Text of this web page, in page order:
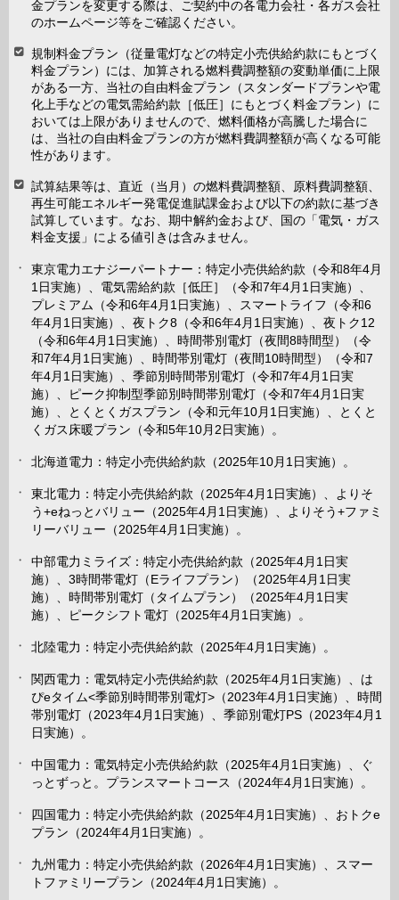
金プランを変更する際は、ご契約中の各電力会社・各ガス会社
のホームページ等をご確認ください。
規制料金プラン（従量電灯などの特定小売供給約款にもとづく
料金プラン）には、加算される燃料費調整額の変動単価に上限
がある一方、当社の自由料金プラン（スタンダードプランや電
化上手などの電気需給約款［低圧］にもとづく料金プラン）に
おいては上限がありませんので、燃料価格が高騰した場合に
は、当社の自由料金プランの方が燃料費調整額が高くなる可能
性があります。
試算結果等は、直近（当月）の燃料費調整額、原料費調整額、
再生可能エネルギー発電促進賦課金および以下の約款に基づき
試算しています。なお、期中解約金および、国の「電気・ガス
料金支援」による値引きは含みません。
東京電力エナジーパートナー：特定小売供給約款（令和8年4月
1日実施）、電気需給約款［低圧］（令和7年4月1日実施）、
プレミアム（令和6年4月1日実施）、スマートライフ（令和6
年4月1日実施）、夜トク8（令和6年4月1日実施）、夜トク12
（令和6年4月1日実施）、時間帯別電灯（夜間8時間型）（令
和7年4月1日実施）、時間帯別電灯（夜間10時間型）（令和7
年4月1日実施）、季節別時間帯別電灯（令和7年4月1日実
施）、ピーク抑制型季節別時間帯別電灯（令和7年4月1日実
施）、とくとくガスプラン（令和元年10月1日実施）、とくと
くガス床暖プラン（令和5年10月2日実施）。
北海道電力：特定小売供給約款（2025年10月1日実施）。
東北電力：特定小売供給約款（2025年4月1日実施）、よりそ
う+eねっとバリュー（2025年4月1日実施）、よりそう+ファミ
リーバリュー（2025年4月1日実施）。
中部電力ミライズ：特定小売供給約款（2025年4月1日実
施）、3時間帯電灯（Eライフプラン）（2025年4月1日実
施）、時間帯別電灯（タイムプラン）（2025年4月1日実
施）、ピークシフト電灯（2025年4月1日実施）。
北陸電力：特定小売供給約款（2025年4月1日実施）。
関西電力：電気特定小売供給約款（2025年4月1日実施）、は
ぴeタイム<季節別時間帯別電灯>（2023年4月1日実施）、時間
帯別電灯（2023年4月1日実施）、季節別電灯PS（2023年4月1
日実施）。
中国電力：電気特定小売供給約款（2025年4月1日実施）、ぐ
っとずっと。プランスマートコース（2024年4月1日実施）。
四国電力：特定小売供給約款（2025年4月1日実施）、おトクe
プラン（2024年4月1日実施）。
九州電力：特定小売供給約款（2026年4月1日実施）、スマー
トファミリープラン（2024年4月1日実施）。